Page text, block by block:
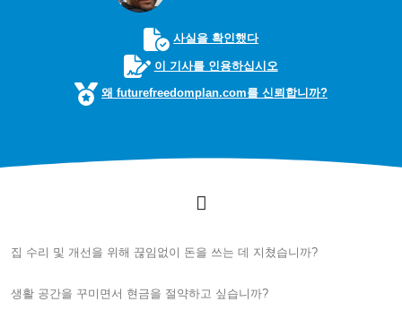
사실을 확인했다
이 기사를 인용하십시오
왜 futurefreedomplan.com를 신뢰합니까?
집 수리 및 개선을 위해 끊임없이 돈을 쓰는 데 지쳤습니까?
생활 공간을 꾸미면서 현금을 절약하고 싶습니까?